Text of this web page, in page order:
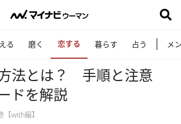
る 磨く 恋する 暮らす 占う メ
法とは？ 手順と注意
ドを解説
with編】